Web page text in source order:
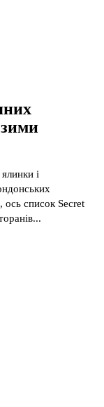
зими
і
ось список Secret